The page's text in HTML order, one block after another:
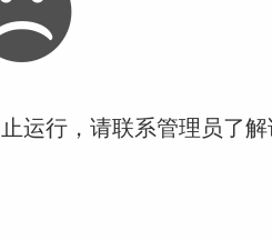
运行，请联系管理员了